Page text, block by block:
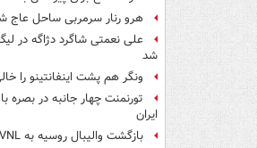
هرو رنار سرمربی ساحل عاج
علی نعمتی شاگرد دژاگه در
شد
ونگر هم پشت اینفانتینو را
تورنمنت چهار جانبه در بصره
ایران
بازگشت والیبال روسیه به VNL